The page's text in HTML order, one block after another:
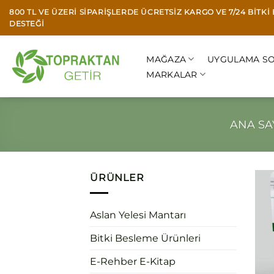
İçeriğe
atla
800 TL VE ÜZERI SIPARIŞLERDE ÜCRETSIZ KARGO VE 7/24 BITKI
DESTEĞI
MAĞAZA UYGULAMA
MARKALAR
ANA
ÜRÜNLER
Aslan Yelesi Mantarı
Bitki Besleme Ürünleri
E-Rehber E-Kitap